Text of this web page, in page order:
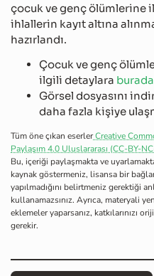
çocuk ve genç ölümlerine
ihlallerin kayıt altına
hazırlandı.
Çocuk ve genç
ilgili detaylara
Görsel dosyasını
daha fazla kişiye
Tüm öne çıkan eserlerCreative
Paylaşım 4.0 Uluslararası (CC-BY-
Bu, içeriği paylaşmakta ve
kaynak göstermeniz, lisansa bir
yapılmadığını belirtmeniz gerektiği
kullanamazsınız. Ayrıca, materyali
eklemeler yaparsanız, katkılarınızı
gerekir.